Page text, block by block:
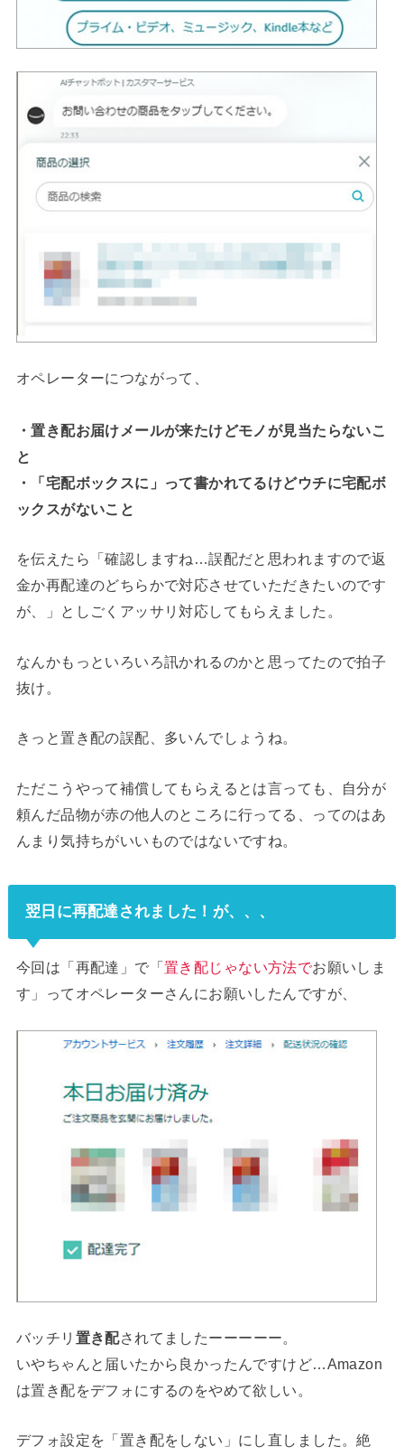
オペレーターにつながって、
・置き配お届けメールが来たけどモノが見当たらないこ
と
・「宅配ボックスに」って書かれてるけどウチに宅配ボ
ックスがないこと
を伝えたら「確認しますね…誤配だと思われますので返
金か再配達のどちらかで対応させていただきたいのです
が、」としごくアッサリ対応してもらえました。
なんかもっといろいろ訊かれるのかと思ってたので拍子
抜け。
きっと置き配の誤配、多いんでしょうね。
ただこうやって補償してもらえるとは言っても、自分が
頼んだ品物が赤の他人のところに行ってる、ってのはあ
んまり気持ちがいいものではないですね。
翌日に再配達されました！が、、、
今回は「再配達」で「置き配じゃない方法でお願いしま
す」ってオペレーターさんにお願いしたんですが、
バッチリ 置き配されてましたーーーーー。
いやちゃんと届いたから良かったんですけど…Amazon
は置き配をデフォにするのをやめて欲しい。
デフォ設定を「置き配をしない」にし直しました。絶